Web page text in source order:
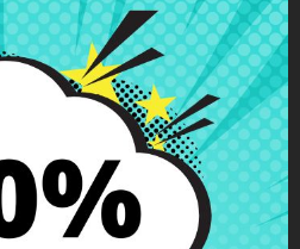
Grados